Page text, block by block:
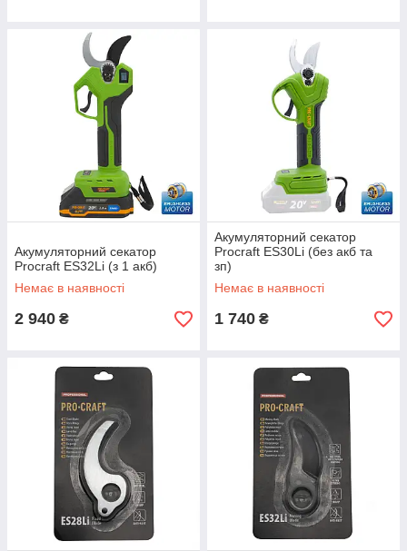
Акумуляторний секатор
Procraft ES32Li (з 1 акб)
Немає в наявності
2 940 ₴
Акумуляторний секатор
Procraft ES30Li (без акб та
зп)
Немає в наявності
1 740 ₴